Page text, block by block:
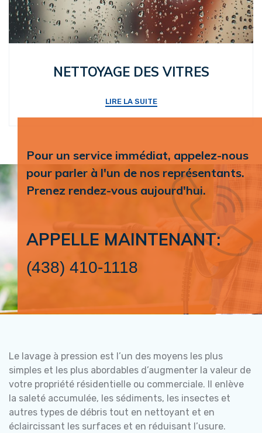
NETTOYAGE DES VITRES
LIRE LA SUITE
Pour un service immédiat, appelez-nous
pour parler à l'un de nos représentants.
Prenez rendez-vous aujourd'hui.
APPELLE MAINTENANT:
(438) 410-1118
Le lavage à pression est l’un des moyens les plus
simples et les plus abordables d’augmenter la valeur de
votre propriété résidentielle ou commerciale. Il enlève
la saleté accumulée, les sédiments, les insectes et
autres types de débris tout en nettoyant et en
éclaircissant les surfaces et en réduisant l’usure.